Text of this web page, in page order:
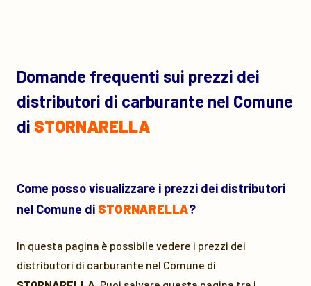
Domande frequenti sui prezzi dei
distributori di carburante nel Comune
di STORNARELLA
Come posso visualizzare i prezzi dei distributori
nel Comune di STORNARELLA?
In questa pagina è possibile vedere i prezzi dei
distributori di carburante nel Comune di